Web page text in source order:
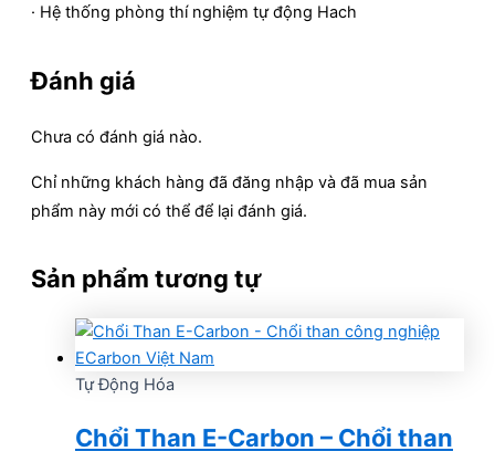
· Hệ thống phòng thí nghiệm tự động Hach
Đánh giá
Chưa có đánh giá nào.
Chỉ những khách hàng đã đăng nhập và đã mua sản
phẩm này mới có thể để lại đánh giá.
Sản phẩm tương tự
Tự Động Hóa
Chổi Than E-Carbon – Chổi than